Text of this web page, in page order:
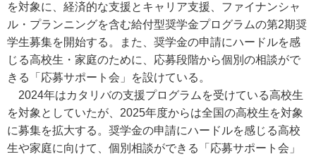
を対象に、経済的な支援とキャリア支援、ファイナンシャ
ル・プランニングを含む給付型奨学金プログラムの第2期奨
学生募集を開始する。また、奨学金の申請にハードルを感
じる高校生・家庭のために、応募段階から個別の相談がで
きる「応募サポート会」を設けている。
2024年はカタリバの支援プログラムを受けている高校生
を対象としていたが、2025年度からは全国の高校生を対象
に募集を拡大する。奨学金の申請にハードルを感じる高校
生や家庭に向けて、個別相談ができる「応募サポート会」